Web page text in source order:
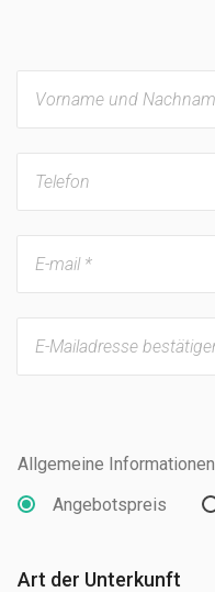
Allgemeine Informationen
Angebotspreis
Art der Unterkunft